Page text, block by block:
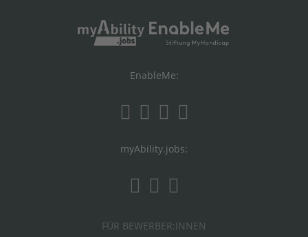
EnableMe:
myAbility.jobs:
FÜR BEWERBER:INNEN